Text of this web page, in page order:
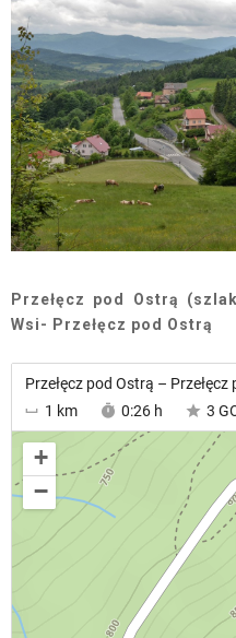
Przełęcz pod Ostrą
Wsi- Przełęcz pod Ostrą